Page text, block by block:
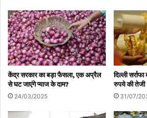
केंद्र सरकार का बड़ा फैसला, एक अप्रैल
से घट जाएंगे प्याज के दाम?
24/03/2025
दिल्ली
रुपये की तेजी
31/07/